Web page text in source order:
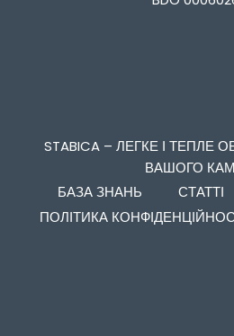
STABICA – ЛЕГКЕ І
ВАШОГО
БАЗА ЗНАНЬ
СТАТТІ
ПОЛІТИКА